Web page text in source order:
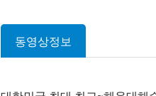
동영상정보